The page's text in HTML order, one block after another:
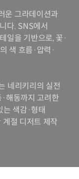
운 그라데이션과
다. SNS에서
일을 기반으로, 꽃·
색 흐름·압력·
네리키리의 실전
해동까지 고려한
색감·형태
절 디저트 제작